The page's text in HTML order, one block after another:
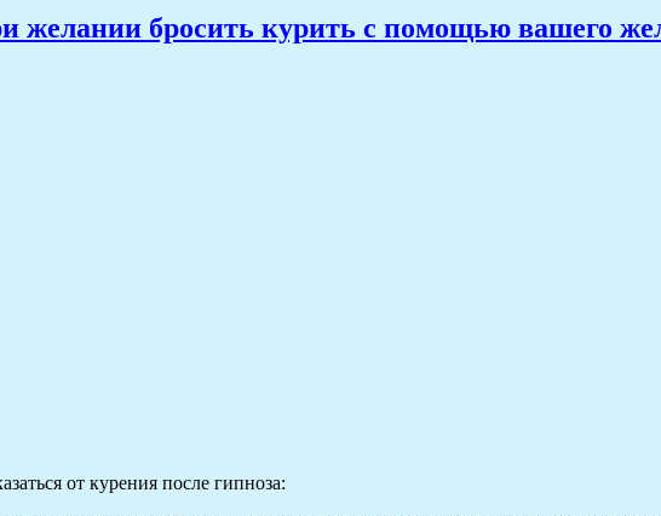
бросить курить с помощью вашего
от курения после гипноза: